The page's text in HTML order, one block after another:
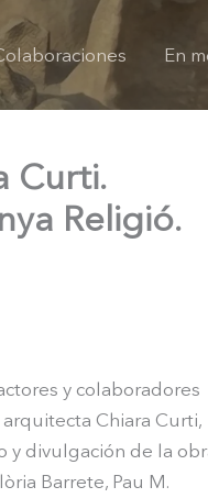
En
Curti.
Religió.
y colaboradores
Chiara Curti,
y divulgación de la
Barrete, Pau M.